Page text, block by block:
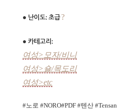
• 난이도: 초급?
• 카테고리:
여성>모자/비니
여성>숄/목도리
여성>etc
#노로 #NORO#PDF #텐산 #Tensan